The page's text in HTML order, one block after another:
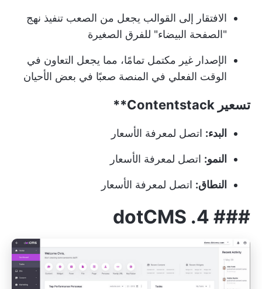
الافتقار إلى القوالب يجعل من الصعب تنفيذ نهج
"الصفحة البيضاء" للفرق الصغيرة
الإصدار غير مكتمل تمامًا، مما يجعل التعاون في
الوقت الفعلي في المنصة صعبًا في بعض الأحيان
تسعير Contentstack**
البدء: اتصل لمعرفة الأسعار
النمو: اتصل لمعرفة الأسعار
النطاق: اتصل لمعرفة الأسعار
###
4. dotCMS